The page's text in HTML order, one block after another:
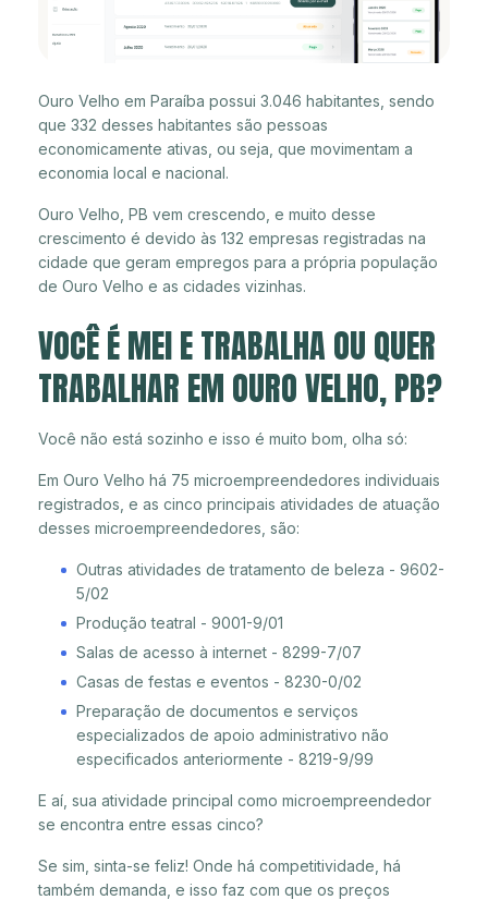
Ouro Velho em Paraíba possui 3.046 habitantes, sendo
que 332 desses habitantes são pessoas
economicamente ativas, ou seja, que movimentam a
economia local e nacional.
Ouro Velho, PB vem crescendo, e muito desse
crescimento é devido às 132 empresas registradas na
cidade que geram empregos para a própria população
de Ouro Velho e as cidades vizinhas.
VOCÊ É MEI E TRABALHA OU QUER
TRABALHAR EM OURO VELHO, PB?
Você não está sozinho e isso é muito bom, olha só:
Em Ouro Velho há 75 microempreendedores individuais
registrados, e as cinco principais atividades de atuação
desses microempreendedores, são:
Outras atividades de tratamento de beleza - 9602-
5/02
Produção teatral - 9001-9/01
Salas de acesso à internet - 8299-7/07
Casas de festas e eventos - 8230-0/02
Preparação de documentos e serviços
especializados de apoio administrativo não
especificados anteriormente - 8219-9/99
E aí, sua atividade principal como microempreendedor
se encontra entre essas cinco?
Se sim, sinta-se feliz! Onde há competitividade, há
também demanda, e isso faz com que os preços